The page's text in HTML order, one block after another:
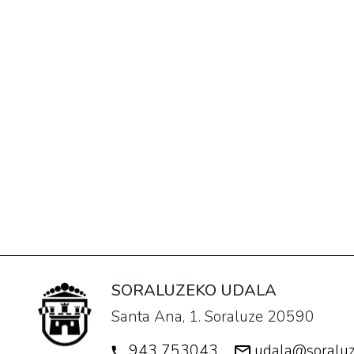
SORALUZEKO UDALA
Santa Ana, 1. Soraluze 20590